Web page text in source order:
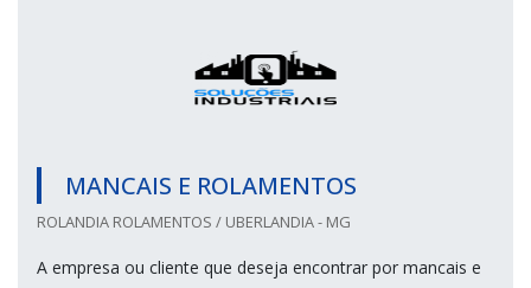
MANCAIS E ROLAMENTOS
ROLANDIA ROLAMENTOS / UBERLANDIA - MG
A empresa ou cliente que deseja encontrar por mancais e